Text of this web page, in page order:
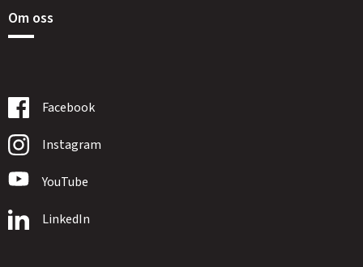
Om oss
Facebook
Instagram
YouTube
LinkedIn